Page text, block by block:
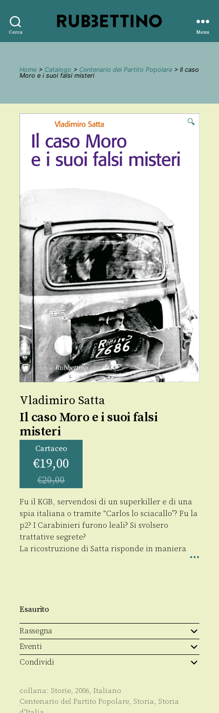
Cerca
editore
Menu
Home > Catalogo > Centenario del Partito Popolare > Il caso
Moro e i suoi falsi misteri
🔍
Vladimiro Satta
Il caso Moro e i suoi falsi
misteri
Cartaceo
€19,00
€20,00
Fu il KGB, servendosi di un superkiller e di una
spia italiana o tramite “Carlos lo sciacallo”? Fu la
p2? I Carabinieri furono leali? Si svolsero
trattative segrete?
La ricostruzione di Satta risponde in maniera
Esaurito
Rassegna
Eventi
Condividi
collana: Storie, 2006, Italiano
Centenario del Partito Popolare, Storia, Storia